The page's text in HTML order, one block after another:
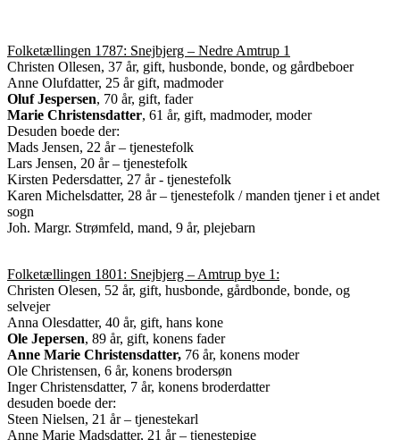
Folketællingen 1787: Snejbjerg – Nedre Amtrup 1
Christen Ollesen, 37 år, gift, husbonde, bonde, og gårdbeboer
Anne Olufdatter, 25 år gift, madmoder
Oluf Jespersen, 70 år, gift, fader
Marie Christensdatter, 61 år, gift, madmoder, moder
Desuden boede der:
Mads Jensen, 22 år – tjenestefolk
Lars Jensen, 20 år – tjenestefolk
Kirsten Pedersdatter, 27 år - tjenestefolk
Karen Michelsdatter, 28 år – tjenestefolk / manden tjener i et andet
sogn
Joh. Margr. Strømfeld, mand, 9 år, plejebarn
Folketællingen 1801: Snejbjerg – Amtrup bye 1:
Christen Olesen, 52 år, gift, husbonde, gårdbonde, bonde, og
selvejer
Anna Olesdatter, 40 år, gift, hans kone
Ole Jepersen, 89 år, gift, konens fader
Anne Marie Christensdatter, 76 år, konens moder
Ole Christensen, 6 år, konens brodersøn
Inger Christensdatter, 7 år, konens broderdatter
desuden boede der:
Steen Nielsen, 21 år – tjenestekarl
Anne Marie Madsdatter, 21 år – tjenestepige